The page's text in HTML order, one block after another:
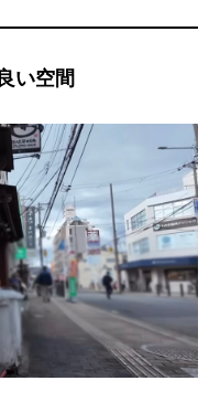
い空間